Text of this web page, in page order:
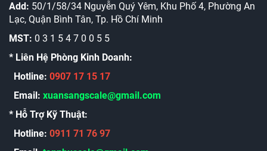
Add: 50/1/58/34 Nguyễn Quý Yêm, Khu Phố 4, Phường An
Lạc, Quận Bình Tân, Tp. Hồ Chí Minh
MST: 0 3 1 5 4 7 0 0 5 5
* Liên Hệ Phòng Kinh Doanh:
Hotline: 0907 17 15 17
Email: xuansangscale@gmail.com
* Hỗ Trợ Kỹ Thuật:
Hotline: 0911 71 76 97